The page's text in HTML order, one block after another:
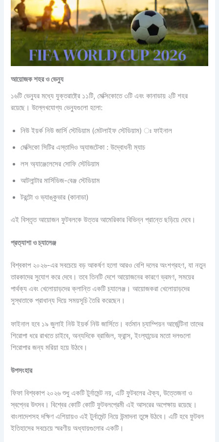
আয়োজক শহর ও ভেন্যু
১৬টি ভেন্যুর মধ্যে যুক্তরাষ্ট্রে ১১টি, মেক্সিকোতে ৩টি এবং কানাডায় ২টি শহর
রয়েছে। উল্লেখযোগ্য ভেন্যুগুলো হলো:
নিউ ইয়র্ক নিউ জার্সি স্টেডিয়াম (মেটলাইফ স্টেডিয়াম) ঃ ফাইনাল
মেক্সিকো সিটির এস্তাদিও অ্যাজটেকা : উদ্বোধনী ম্যাচ
লস অ্যাঞ্জেলেসের সোফি স্টেডিয়াম
আটলান্টার মার্সিডিজ-বেঞ্জ স্টেডিয়াম
টরন্টো ও ভ্যাঙ্কুভার (কানাডা)
এই বিস্তৃত আয়োজন ফুটবলকে উত্তর আমেরিকার বিভিন্ন প্রান্তে ছড়িয়ে দেবে।
প্রত্যাশা ও চ্যালেঞ্জ
বিশ্বকাপ ২০২৬-এর সবচেয়ে বড় আকর্ষণ হলো আরও বেশি দলের অংশগ্রহণ, যা নতুন
তারকাদের সুযোগ করে দেবে। তবে তিনটি দেশে আয়োজনের কারণে ভ্রমণ, সময়ের
পার্থক্য এবং খেলোয়াড়দের ক্লান্তি একটি চ্যালেঞ্জ। আয়োজকরা খেলোয়াড়দের
সুস্থতাকে প্রাধান্য দিয়ে সময়সূচি তৈরি করেছেন।
ফাইনাল হবে ১৯ জুলাই নিউ ইয়র্ক নিউ জার্সিতে। বর্তমান চ্যাম্পিয়ন আর্জেন্টিনা তাদের
শিরোপা ধরে রাখতে চাইবে, অন্যদিকে ব্রাজিল, ফ্রান্স, ইংল্যান্ডের মতো দলগুলো
শিরোপার জন্য মরিয়া হয়ে উঠবে।
উপসংহার
ফিফা বিশ্বকাপ ২০২৬ শুধু একটি টুর্নামেন্ট নয়, এটি ফুটবলের ঐক্য, উত্তেজনা ও
স্বপ্নের উৎসব। বিশ্বের কোটি কোটি ফুটবলপ্রেমী এই আসরের অপেক্ষায় রয়েছে।
বাংলাদেশসহ দক্ষিণ এশিয়ায়ও এই টুর্নামেন্ট নিয়ে উন্মাদনা তুঙ্গে উঠবে। এটি হবে ফুটবল
ইতিহাসের সবচেয়ে স্মরণীয় অধ্যায়গুলোর একটি।